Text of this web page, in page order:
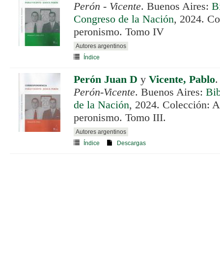
Perón - Vicente. Buenos Aires:
Congreso de la Nación, 2024.
peronismo. Tomo IV
Autores argentinos
Índice
Perón Juan D y Vicente, Pablo
Perón-Vicente. Buenos Aires:
de la Nación, 2024. Colección:
peronismo. Tomo III.
Autores argentinos
Índice
Descargas